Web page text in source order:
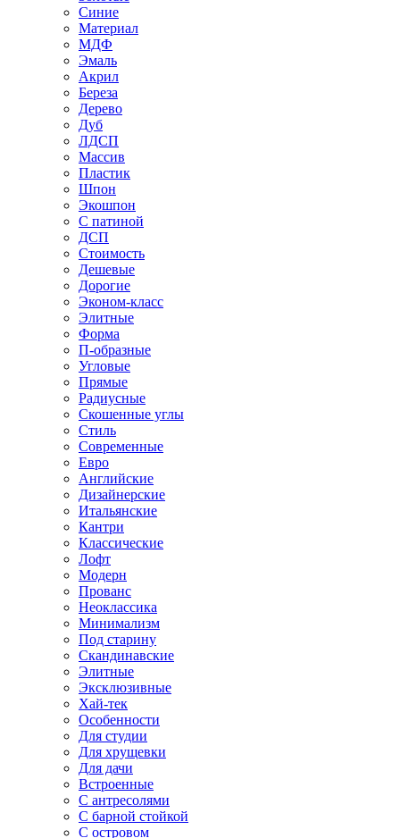
Синие
Материал
МДФ
Эмаль
Акрил
Береза
Дерево
Дуб
ЛДСП
Массив
Пластик
Шпон
Экошпон
С патиной
ДСП
Стоимость
Дешевые
Дорогие
Эконом-класс
Элитные
Форма
П-образные
Угловые
Прямые
Радиусные
Скошенные углы
Стиль
Современные
Евро
Английские
Дизайнерские
Итальянские
Кантри
Классические
Лофт
Модерн
Прованс
Неоклассика
Минимализм
Под старину
Скандинавские
Элитные
Эксклюзивные
Хай-тек
Особенности
Для студии
Для хрущевки
Для дачи
Встроенные
С антресолями
С барной стойкой
С островом